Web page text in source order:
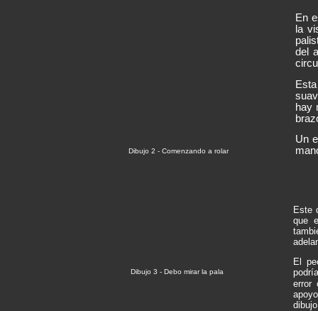
En
la
del
hay
Un
Dibujo 2 - Comenzando a rolar
Este
que
El
error
Dibujo 3 - Debo mirar la pala